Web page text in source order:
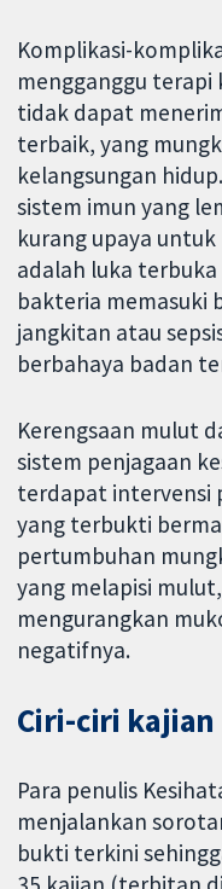
Komplikasi-
mengganggu terapi
tidak dapat
terbaik, yang
kelangsungan
sistem imun yang
kurang upaya
adalah luka
bakteria memasuki
jangkitan atau
berbahaya badan
Kerengsaan mulut
sistem penjagaan
terdapat intervensi
yang terbukti
pertumbuhan
yang melapisi
mengurangkan
negatifnya.
Ciri-ciri kajian
Para penulis
menjalankan
bukti terkini